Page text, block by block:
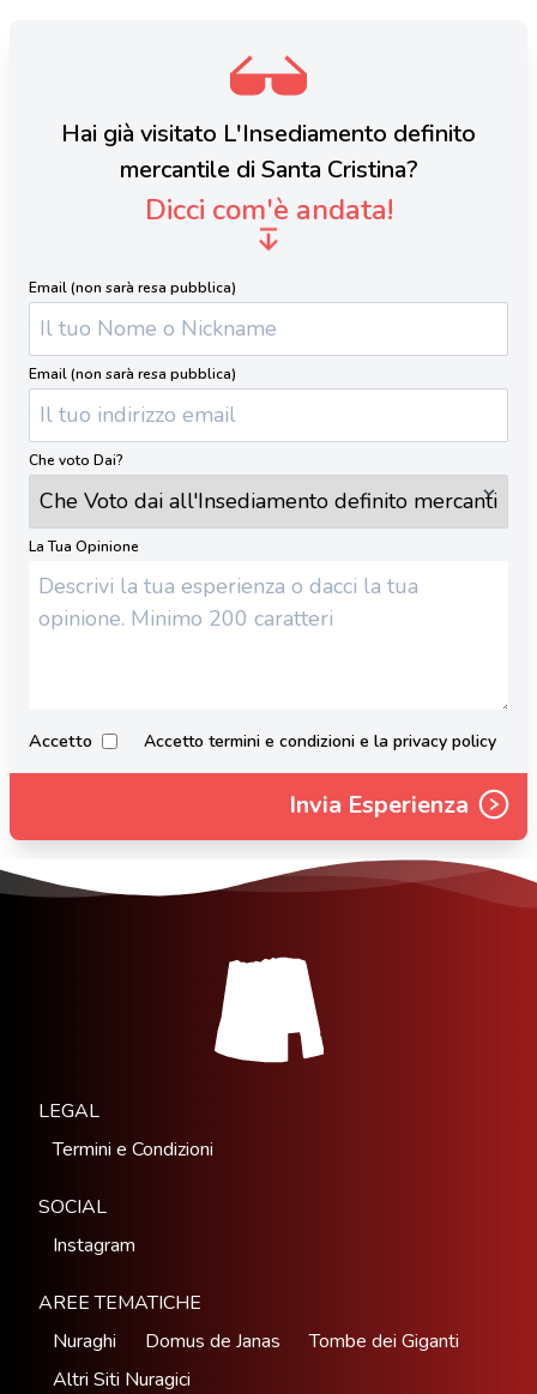
Hai già visitato L'Insediamento definito
mercantile di Santa Cristina?
Dicci com'è andata!
Email (non sarà resa pubblica)
Email (non sarà resa pubblica)
Che voto Dai?
La Tua Opinione
Accetto Accetto termini e condizioni e la privacy policy
Invia Esperienza
LEGAL
Termini e Condizioni
SOCIAL
Instagram
AREE TEMATICHE
Nuraghi
Domus de Janas
Tombe dei Giganti
Altri Siti Nuragici